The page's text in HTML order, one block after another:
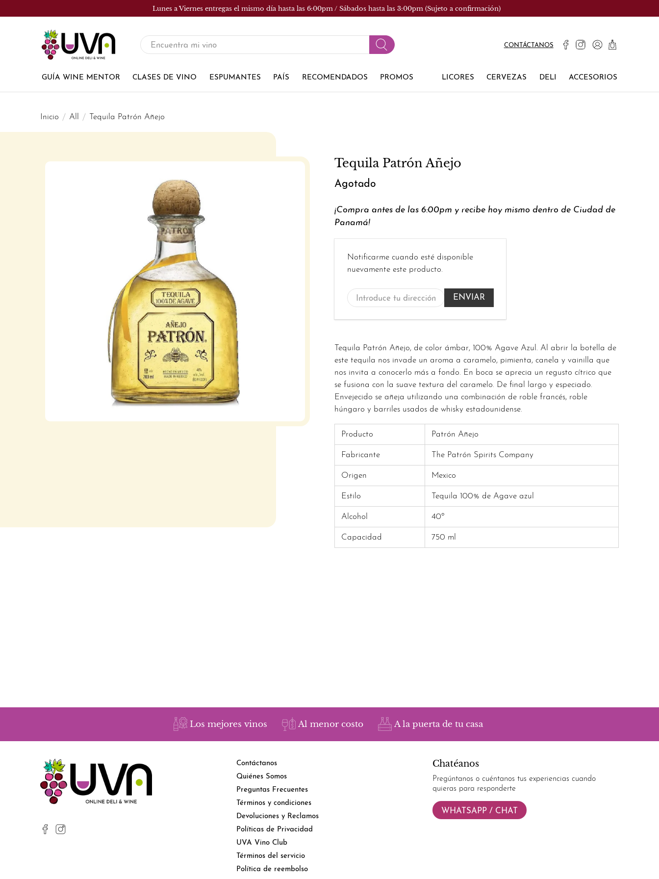
Lunes a Viernes entregas el mismo día hasta las 6:00pm / Sábados hasta las 3:00pm (Sujeto a confirmación)
UVA
Tienda
de
vinos
CONTÁCTANOS
GUÍA WINE MENTOR CLASES DE VINO ESPUMANTES PAÍS RECOMENDADOS PROMOS LICORES CERVEZAS DELI ACCESORIOS
Inicio All Tequila Patrón Añejo
Tequila Patrón Añejo
Agotado
¡Compra antes de las 6:00pm y recibe hoy mismo dentro de Ciudad de
Panamá!
Introduce
tu
de
correo
electrónico...
Notificarme cuando esté disponible
nuevamente este producto.
Tequila Patrón Añejo, de color ámbar, 100% Agave Azul. Al abrir la botella de
este tequila nos invade un aroma a caramelo, pimienta, canela y vainilla que
nos invita a conocerlo más a fondo. En boca se aprecia un regusto cítrico que
se fusiona con la suave textura del caramelo. De final largo y especiado.
Envejecido se añeja utilizando una combinación de roble francés, roble
húngaro y barriles usados de whisky estadounidense.
Producto Patrón Añejo
Fabricante The Patrón Spirits Company
Origen Mexico
Estilo Tequila 100% de Agave azul
Alcohol 40º
Capacidad 750 ml
Los mejores vinos Al menor costo A la puerta de tu casa
Contáctanos
Quiénes Somos
Preguntas Frecuentes
Términos y condiciones
Devoluciones y Reclamos
Políticas de Privacidad
UVA Vino Club
Términos del servicio
Política de reembolso
Chatéanos
Pregúntanos o cuéntanos tus experiencias cuando
quieras para responderte
WHATSAPP / CHAT